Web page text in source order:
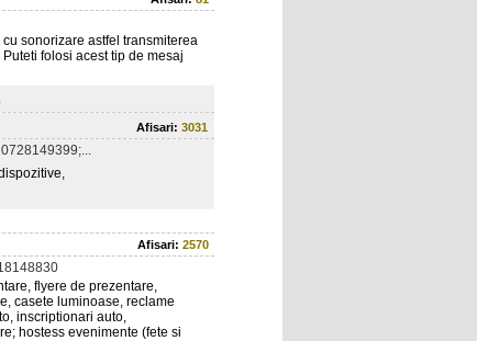
sonorizare astfel transmiterea
folosi acest tip de mesaj
Afisari: 3031
Afisari: 2570
flyere de prezentare,
casete luminoase, reclame
inscriptionari auto,
hostess evenimente (fete si